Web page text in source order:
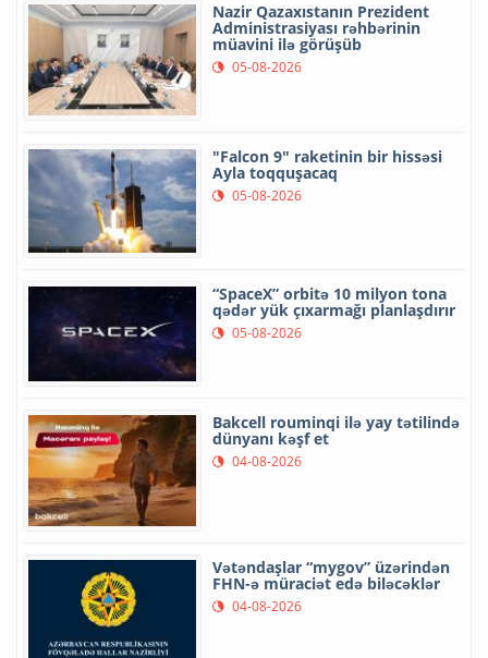
Nazir Qazaxıstanın Prezident
Administrasiyası rəhbərinin
müavini ilə görüşüb
05-08-2026
"Falcon 9" raketinin bir hissəsi
Ayla toqquşacaq
05-08-2026
“SpaceX” orbitə 10 milyon tona
qədər yük çıxarmağı planlaşdırır
05-08-2026
Bakcell rouminqi ilə yay tətilində
dünyanı kəşf et
04-08-2026
Vətəndaşlar “mygov” üzərindən
FHN-ə müraciət edə biləcəklər
04-08-2026